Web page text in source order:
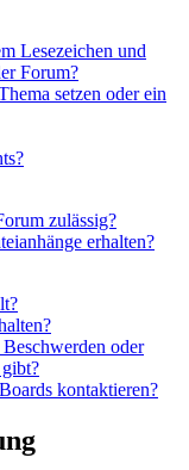
Lesezeichen und
Forum?
setzen oder ein
zulässig?
erhalten?
oder
kontaktieren?